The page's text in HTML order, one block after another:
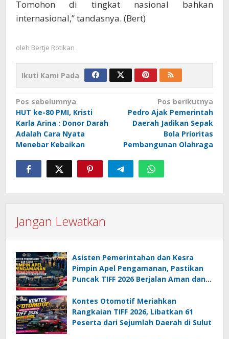
Tomohon di tingkat nasional bahkan
internasional,” tandasnya. (Bert)
oleh Bertje Rotikan
Ikuti Kami Pada
Navigasi
pos
Pos sebelumnya
HUT ke-80 PMI, Kristi
Karla Arina : Donor Darah
Adalah Cara Nyata
Menebar Kebaikan
Pos berikutnya
Pedro Ajak Pemerintah
Daerah Jadikan Sepak
Bola Prioritas
Pembangunan Olahraga
Jangan Lewatkan
Asisten Pemerintahan dan Kesra
Pimpin Apel Pengamanan, Pastikan
Puncak TIFF 2026 Berjalan Aman dan
Kontes Otomotif Meriahkan
Rangkaian TIFF 2026, Libatkan 61
Peserta dari Sejumlah Daerah di Sulut